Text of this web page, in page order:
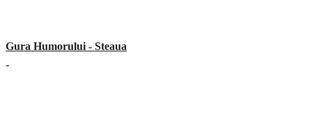
Gura Humorului - Steaua
-